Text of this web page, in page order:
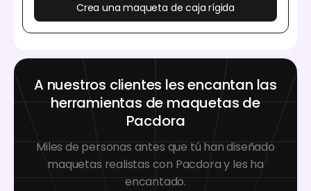
Crea una maqueta de caja rígida
A nuestros clientes les encantan las
herramientas de maquetas de
Pacdora
Miles de personas antes que tú han diseñado
maquetas realistas con Pacdora y les ha
encantado.